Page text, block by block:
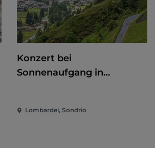
Konzert bei
Sonnenaufgang in
Lombardei, Sondrio